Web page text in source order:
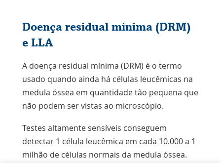
Doença residual mínima (DRM)
e LLA
A doença residual mínima (DRM) é o termo
usado quando ainda há células leucêmicas na
medula óssea em quantidade tão pequena que
não podem ser vistas ao microscópio.
Testes altamente sensíveis conseguem
detectar 1 célula leucêmica em cada 10.000 a 1
milhão de células normais da medula óssea.